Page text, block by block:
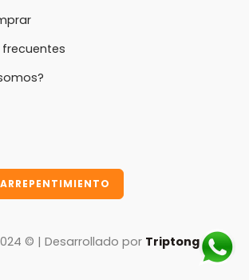
© | Desarrollado por Triptongo